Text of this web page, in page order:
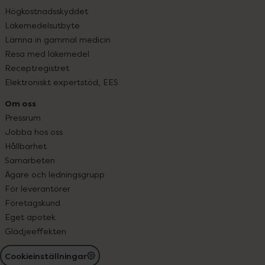
Högkostnadsskyddet
Läkemedelsutbyte
Lämna in gammal medicin
Resa med läkemedel
Receptregistret
Elektroniskt expertstöd, EES
Om oss
Pressrum
Jobba hos oss
Hållbarhet
Samarbeten
Ägare och ledningsgrupp
För leverantörer
Företagskund
Eget apotek
Glädjeeffekten
Cookieinställningar